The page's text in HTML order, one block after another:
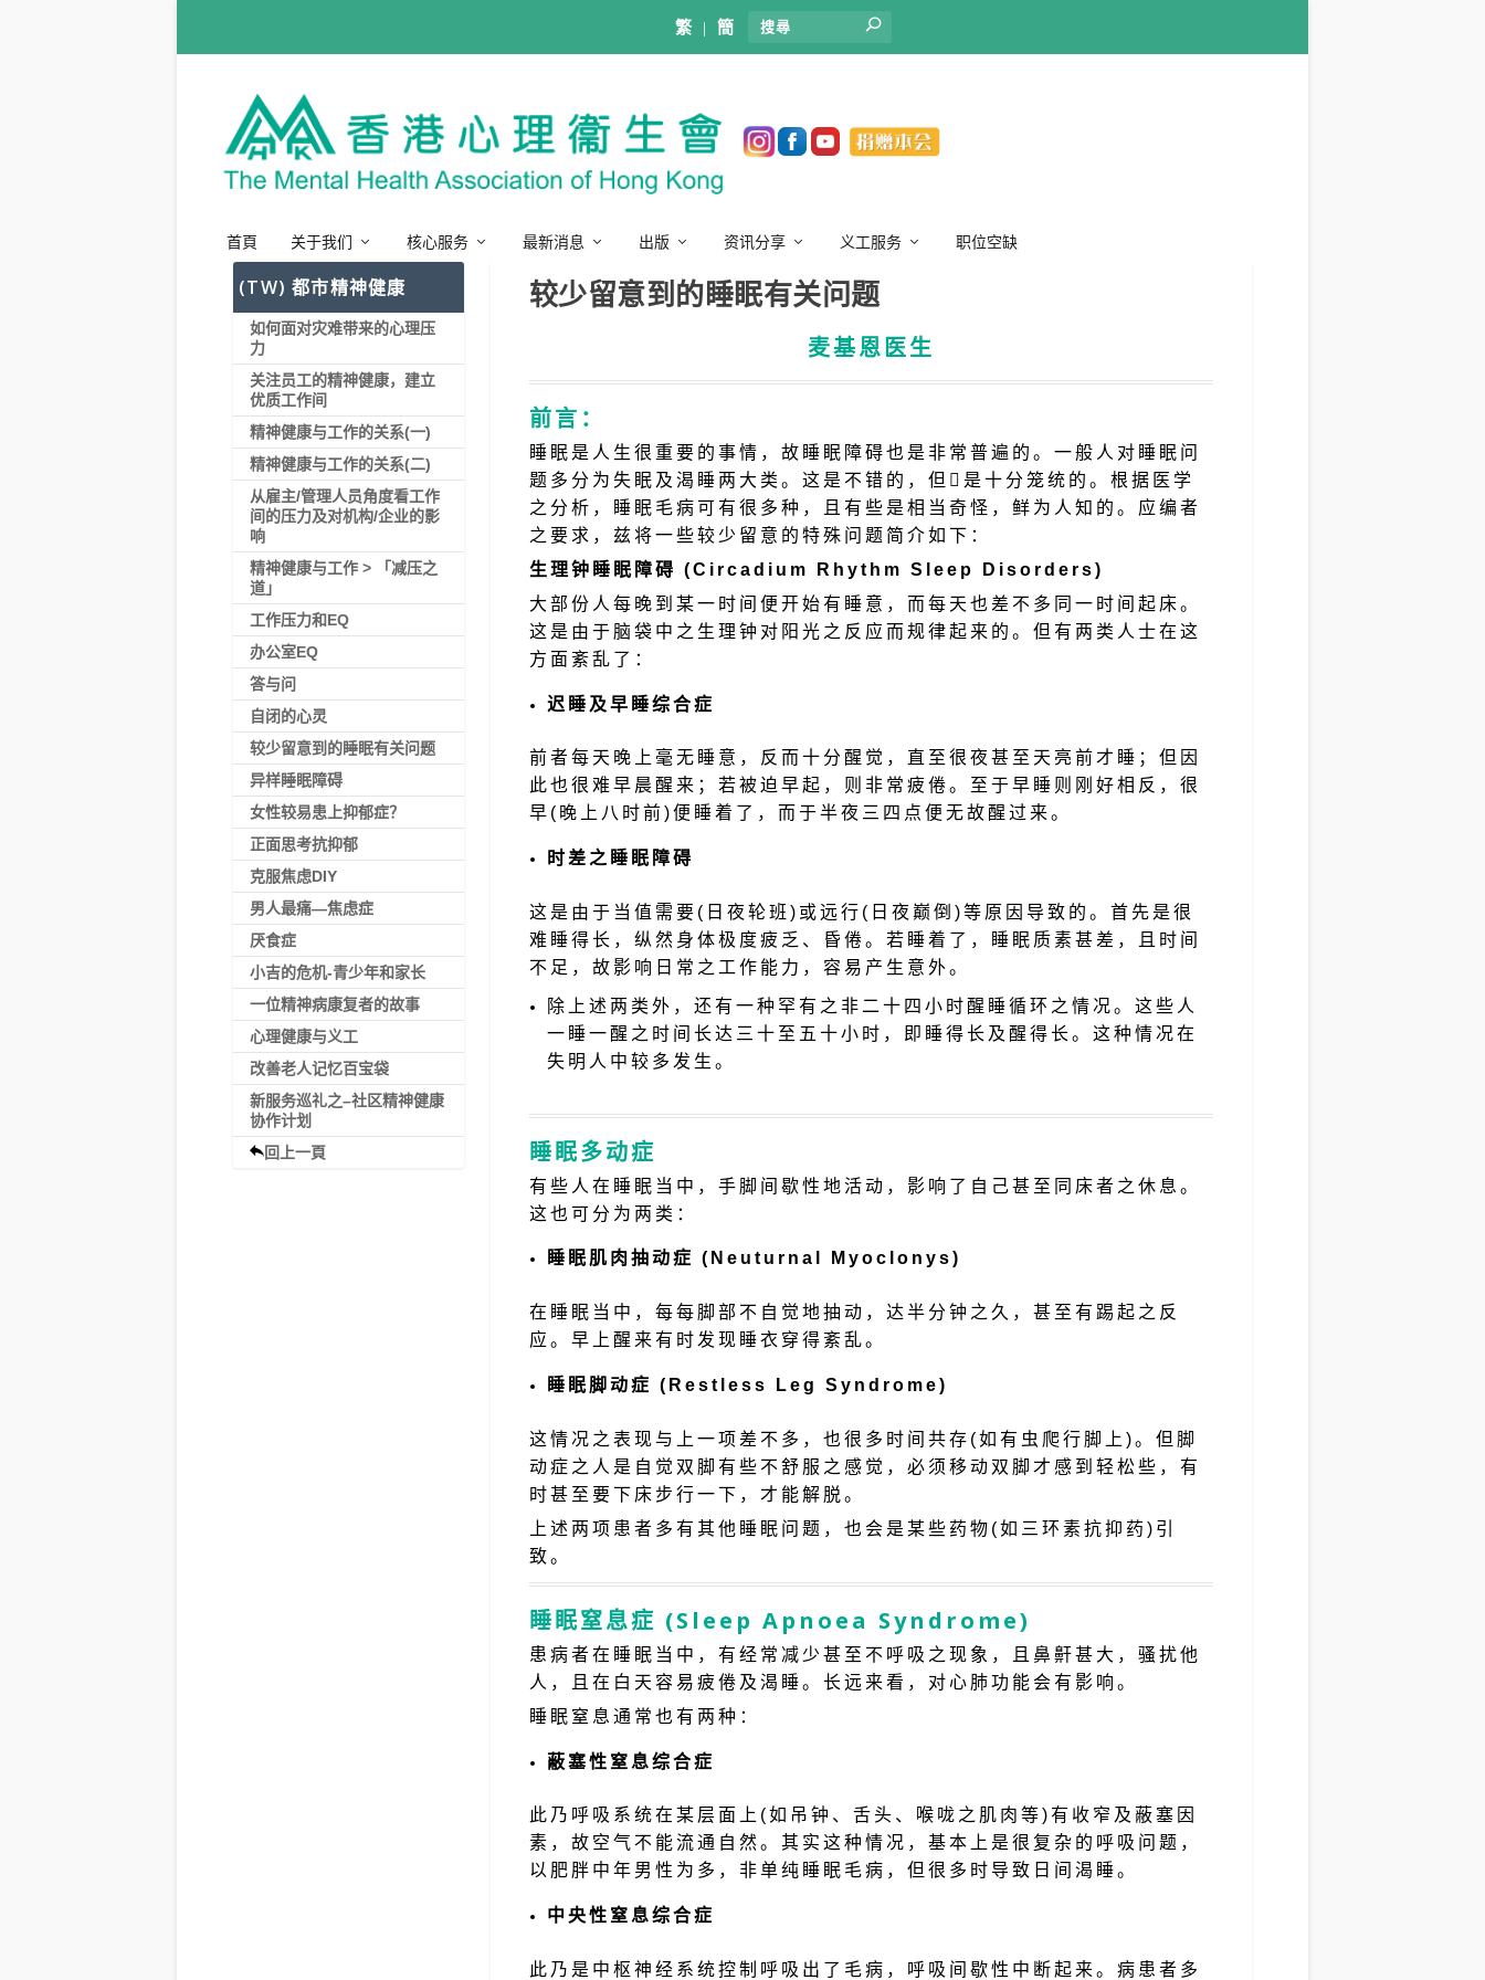
繁 |簡
首頁 关于我们 核心服务 最新消息 出版 资讯分享 义工服务 职位空缺
较少留意到的睡眠有关问题
麦基恩医生
前言：
睡眠是人生很重要的事情，故睡眠障碍也是非常普遍的。一般人对睡眠问
题多分为失眠及渴睡两大类。这是不错的，但是十分笼统的。根据医学
之分析，睡眠毛病可有很多种，且有些是相当奇怪，鲜为人知的。应编者
之要求，兹将一些较少留意的特殊问题简介如下：
生理钟睡眠障碍 (Circadium Rhythm Sleep Disorders)
大部份人每晚到某一时间便开始有睡意，而每天也差不多同一时间起床。
这是由于脑袋中之生理钟对阳光之反应而规律起来的。但有两类人士在这
方面紊乱了：
迟睡及早睡综合症
前者每天晚上毫无睡意，反而十分醒觉，直至很夜甚至天亮前才睡；但因
此也很难早晨醒来；若被迫早起，则非常疲倦。至于早睡则刚好相反，很
早(晚上八时前)便睡着了，而于半夜三四点便无故醒过来。
时差之睡眠障碍
这是由于当值需要(日夜轮班)或远行(日夜巅倒)等原因导致的。首先是很
难睡得长，纵然身体极度疲乏、昏倦。若睡着了，睡眠质素甚差，且时间
不足，故影响日常之工作能力，容易产生意外。
除上述两类外，还有一种罕有之非二十四小时醒睡循环之情况。这些人
一睡一醒之时间长达三十至五十小时，即睡得长及醒得长。这种情况在
失明人中较多发生。
睡眠多动症
有些人在睡眠当中，手脚间歇性地活动，影响了自己甚至同床者之休息。
这也可分为两类：
睡眠肌肉抽动症 (Neuturnal Myoclonys)
在睡眠当中，每每脚部不自觉地抽动，达半分钟之久，甚至有踢起之反
应。早上醒来有时发现睡衣穿得紊乱。
睡眠脚动症 (Restless Leg Syndrome)
这情况之表现与上一项差不多，也很多时间共存(如有虫爬行脚上)。但脚
动症之人是自觉双脚有些不舒服之感觉，必须移动双脚才感到轻松些，有
时甚至要下床步行一下，才能解脱。
上述两项患者多有其他睡眠问题，也会是某些药物(如三环素抗抑药)引
致。
睡眠窒息症 (Sleep Apnoea Syndrome)
患病者在睡眠当中，有经常减少甚至不呼吸之现象，且鼻鼾甚大，骚扰他
人，且在白天容易疲倦及渴睡。长远来看，对心肺功能会有影响。
睡眠窒息通常也有两种：
蔽塞性窒息综合症
此乃呼吸系统在某层面上(如吊钟、舌头、喉咙之肌肉等)有收窄及蔽塞因
素，故空气不能流通自然。其实这种情况，基本上是很复杂的呼吸问题，
以肥胖中年男性为多，非单纯睡眠毛病，但很多时导致日间渴睡。
中央性窒息综合症
此乃是中枢神经系统控制呼吸出了毛病，呼吸间歇性中断起来。病患者多
(TW) 都市精神健康
如何面对灾难带来的心理压
力
关注员工的精神健康，建立
优质工作间
精神健康与工作的关系(一)
精神健康与工作的关系(二)
从雇主/管理人员角度看工作
间的压力及对机构/企业的影
响
精神健康与工作 > 「减压之
道」
工作压力和EQ
办公室EQ
答与问
自闭的心灵
较少留意到的睡眠有关问题
异样睡眠障碍
女性较易患上抑郁症？
正面思考抗抑郁
克服焦虑DIY
男人最痛—焦虑症
厌食症
小吉的危机-青少年和家长
一位精神病康复者的故事
心理健康与义工
改善老人记忆百宝袋
新服务巡礼之–社区精神健康
协作计划
回上一頁